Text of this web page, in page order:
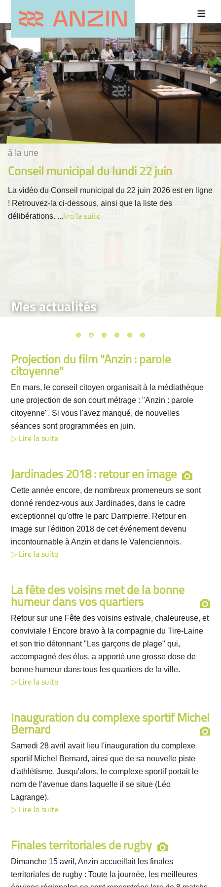
Mes actualités
à la une
Conseil municipal du lundi 22 juin
La vidéo du Conseil municipal du 22 juin 2026 est en ligne
! Retrouvez-la ci-dessous, ainsi que la liste des
délibérations. ... lire la suite
Projection du film "Anzin : parole
citoyenne"
En mars, le conseil citoyen organisait à la médiathèque
une projection de son court métrage : "Anzin : parole
citoyenne". Si vous l'avez manqué, de nouvelles
séances sont programmées en juin.
Lire la suite
Jardinades 2018 : retour en image
Cette année encore, de nombreux promeneurs se sont
donné rendez-vous aux Jardinades, dans le cadre
exceptionnel qu'offre le parc Dampierre. Retour en
image sur l'édition 2018 de cet événement devenu
incontournable à Anzin et dans le Valenciennois.
Lire la suite
La fête des voisins met de la bonne
humeur dans vos quartiers
Retour sur une Fête des voisins estivale, chaleureuse, et
conviviale ! Encore bravo à la compagnie du Tire-Laine
et son trio détonnant "Les garçons de plage" qui,
accompagné des élus, a apporté une grosse dose de
bonne humeur dans tous les quartiers de la ville.
Lire la suite
Inauguration du complexe sportif Michel
Bernard
Samedi 28 avril avait lieu l'inauguration du complexe
sportif Michel Bernard, ainsi que de sa nouvelle piste
d'athlétisme. Jusqu'alors, le complexe sportif portait le
nom de l'avenue dans laquelle il se situe (Léo
Lagrange).
Lire la suite
Finales territoriales de rugby
Dimanche 15 avril, Anzin accueillait les finales
territoriales de rugby : Toute la journée, les meilleures